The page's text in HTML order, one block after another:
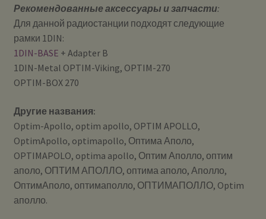
Рекомендованные аксессуары и запчасти:
Для данной радиостанции подходят следующие
рамки 1DIN:
1DIN-BASE + Adapter B
1DIN-Metal OPTIM-Viking, OPTIM-270
OPTIM-BOX 270
Другие названия:
Optim-Apollo, optim apollo, OPTIM APOLLO,
OptimApollo, optimapollo, Оптима Аполо,
OPTIMAPOLO, optima apollo, Оптим Аполло, оптим
аполо, ОПТИМ АПОЛЛО, оптима аполо, Аполло,
ОптимАполо, оптимаполло, ОПТИМАПОЛЛО, Optim
аполло.